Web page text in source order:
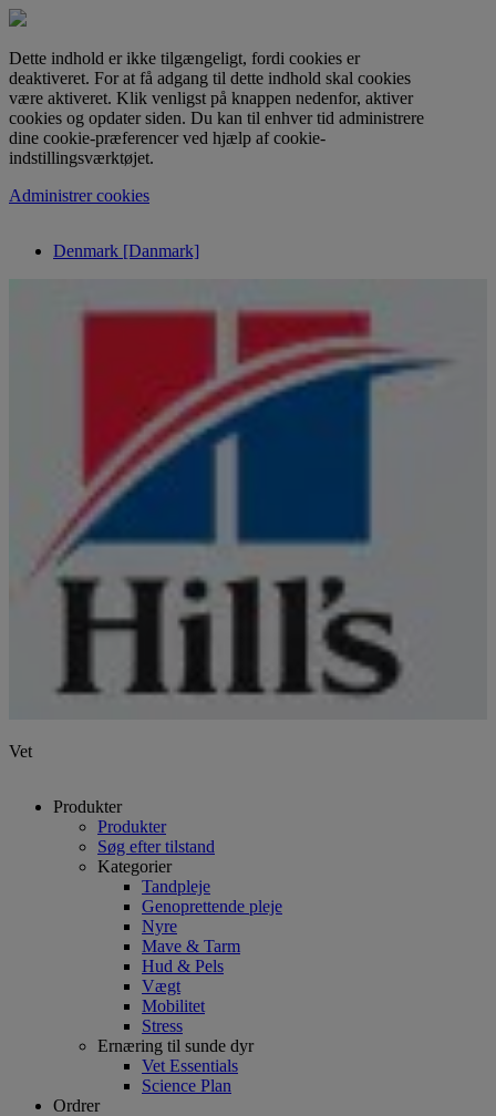
Dette indhold er ikke tilgængeligt, fordi cookies er
deaktiveret. For at få adgang til dette indhold skal cookies
være aktiveret. Klik venligst på knappen nedenfor, aktiver
cookies og opdater siden. Du kan til enhver tid administrere
dine cookie-præferencer ved hjælp af cookie-
indstillingsværktøjet.
Administrer cookies
Denmark [Danmark]
Vet
Produkter
Produkter
Søg efter tilstand
Kategorier
Tandpleje
Genoprettende pleje
Nyre
Mave & Tarm
Hud & Pels
Vægt
Mobilitet
Stress
Ernæring til sunde dyr
Vet Essentials
Science Plan
Ordrer